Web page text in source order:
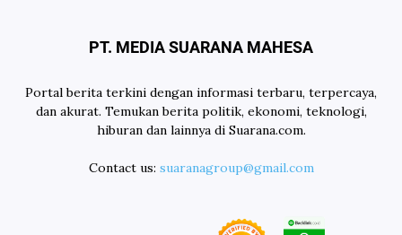
PT. MEDIA SUARANA MAHESA
Portal berita terkini dengan informasi terbaru, terpercaya,
dan akurat. Temukan berita politik, ekonomi, teknologi,
hiburan dan lainnya di Suarana.com.
Contact us: suaranagroup@gmail.com